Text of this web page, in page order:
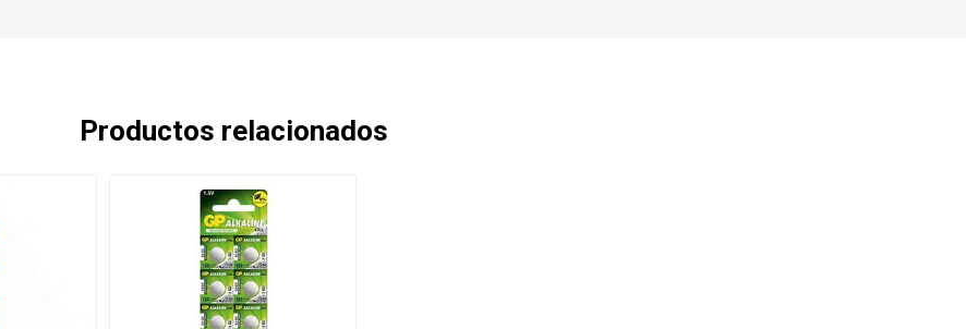
Productos relacionados